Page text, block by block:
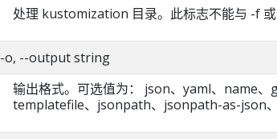
处理 kustomization 目录。此标志不能与 -f 或
-o, --output string
输出格式。可选值为： json、yaml、name
templatefile、jsonpath、jsonpath-as-json